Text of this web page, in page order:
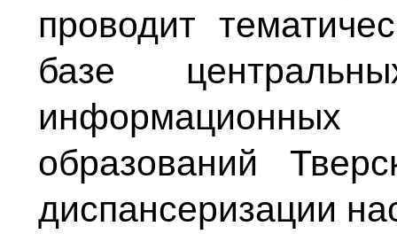
проводит
базе
информационных
образований
диспансеризации